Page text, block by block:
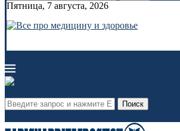
Пятница, 7 августа, 2026
Поиск